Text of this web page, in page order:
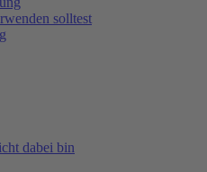
solltest
dabei bin